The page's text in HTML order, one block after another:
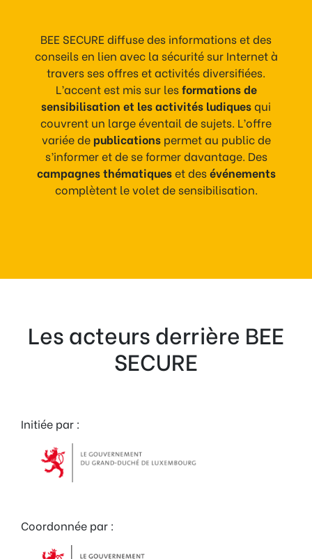
BEE SECURE diffuse des informations et des
conseils en lien avec la sécurité sur Internet à
travers ses offres et activités diversifiées.
L’accent est mis sur lesformations de
sensibilisation et lesactivités ludiquesqui
couvrent un large éventail de sujets. L’offre
variée de publicationspermet au public de
s’informer et de se former davantage. Des
campagnes thématiqueset desévénements
complètent le volet de sensibilisation.
Les acteurs derrière BEE
SECURE
Initiée par :
Coordonnée par :